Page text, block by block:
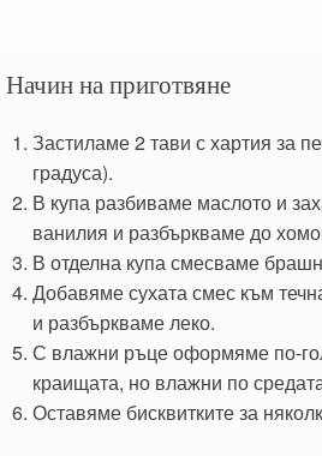
Начин на приготвяне
Застиламе 2 тави с хартия за
градуса).
В купа разбиваме маслото и
ванилия и разбъркваме до
В отделна купа смесваме
Добавяме сухата смес към
и разбъркваме леко.
С влажни ръце оформяме по-
краищата, но влажни по
Оставяме бисквитките за